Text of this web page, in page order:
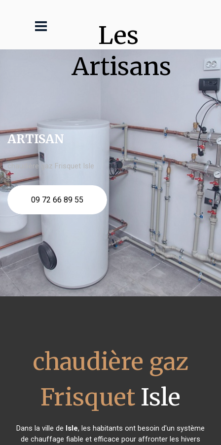
Les
Artisans
ARTISAN
chaudière gaz Frisquet Isle
09 72 66 89 55
chaudière gaz
FrisquetIsle
Dans la ville de Isle, les habitants ont besoin d'un système
de chauffage fiable et efficace pour affronter les hivers